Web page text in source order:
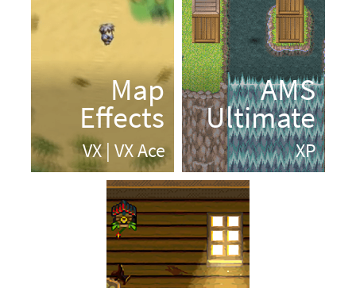
Appels de script
L'univers du making
Culture making
Communautés
Les makers
Jeux RPG Maker
Jams et concours
A propos du wiki